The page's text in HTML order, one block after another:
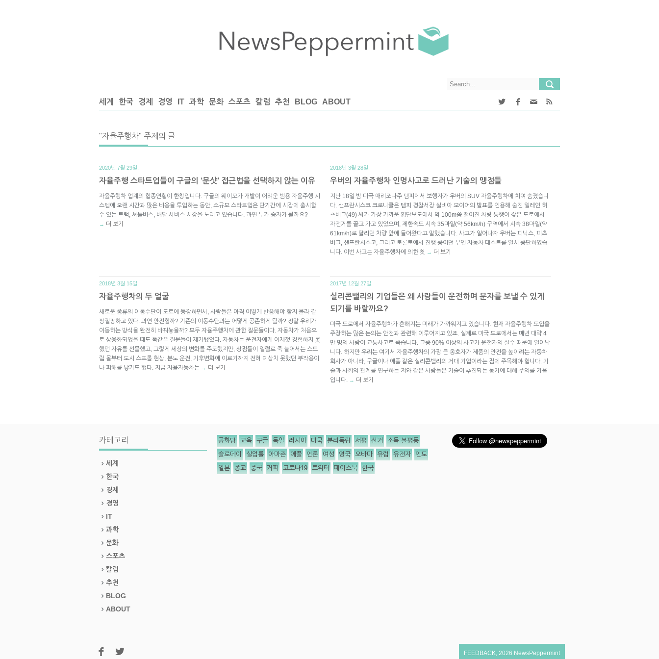
세계 한국 경제 경영 IT 과학 문화 스포츠 칼럼 추천 BLOG ABOUT
"자율주행차" 주제의 글
2020년 7월 29일.
자율주행 스타트업들이 구글의 ‘문샷’ 접근법을 선택하지 않는 이유
자율주행차 업계의 합종연횡이 한창입니다. 구글의 웨이모가 개발이 어려운 범용 자율주행 시
스템에 오랜 시간과 많은 비용을 투입하는 동안, 소규모 스타트업은 단기간에 시장에 출시할
수 있는 트럭, 셔틀버스, 배달 서비스 시장을 노리고 있습니다. 과연 누가 승자가 될까요?
→ 더 보기
2018년 3월 28일.
우버의 자율주행차 인명사고로 드러난 기술의 맹점들
지난 18일 밤 미국 애리조나주 템피에서 보행자가 우버의 SUV 자율주행차에 치여 숨졌습니
다. 샌프란시스코 크로니클은 템피 경찰서장 실비아 모이어의 발표를 인용해 숨진 일레인 허
츠버그(49) 씨가 가장 가까운 횡단보도에서 약 100m쯤 떨어진 차량 통행이 잦은 도로에서
자전거를 끌고 가고 있었으며, 제한속도 시속 35마일(약 56km/h) 구역에서 시속 38마일(약
61km/h)로 달리던 차량 앞에 들어왔다고 말했습니다. 사고가 일어나자 우버는 피닉스, 피츠
버그, 샌프란시스코, 그리고 토론토에서 진행 중이던 무인 자동차 테스트를 일시 중단하였습
니다. 이번 사고는 자율주행차에 의한 첫 → 더 보기
2018년 3월 15일.
자율주행차의 두 얼굴
새로운 종류의 이동수단이 도로에 등장하면서, 사람들은 아직 어떻게 반응해야 할지 몰라 갈
팡질팡하고 있다. 과연 안전할까? 기존의 이동수단과는 어떻게 공존하게 될까? 정말 우리가
이동하는 방식을 완전히 바꿔놓을까? 모두 자율주행차에 관한 질문들이다. 자동차가 처음으
로 상용화되었을 때도 똑같은 질문들이 제기됐었다. 자동차는 운전자에게 이제껏 경험하지 못
했던 자유를 선물했고, 그렇게 세상의 변화를 주도했지만, 상점들이 일렬로 죽 늘어서는 스트
립 몰부터 도시 스프롤 현상, 분노 운전, 기후변화에 이르기까지 전혀 예상치 못했던 부작용이
나 피해를 낳기도 했다. 지금 자율자동차는 → 더 보기
2017년 12월 27일.
실리콘밸리의 기업들은 왜 사람들이 운전하며 문자를 보낼 수 있게
되기를 바랄까요?
미국 도로에서 자율주행차가 흔해지는 미래가 가까워지고 있습니다. 현재 자율주행차 도입을
주장하는 많은 논의는 안전과 관련해 이루어지고 있죠. 실제로 미국 도로에서는 매년 대략 4
만 명의 사람이 교통사고로 죽습니다. 그중 90% 이상의 사고가 운전자의 실수 때문에 일어납
니다. 하지만 우리는 여기서 자율주행차의 가장 큰 옹호자가 제품의 안전을 높이려는 자동차
회사가 아니라, 구글이나 애플 같은 실리콘밸리의 거대 기업이라는 점에 주목해야 합니다. 기
술과 사회의 관계를 연구하는 저와 같은 사람들은 기술이 추진되는 동기에 대해 주의를 기울
입니다. → 더 보기
카테고리
세계
한국
경제
경영
IT
과학
문화
스포츠
칼럼
추천
BLOG
ABOUT
공화당 교육 구글 독일 러시아 미국 분리독립 서평 선거 소득 불평등
슬로데이 실업률 아마존 애플 언론 여성 영국 오바마 유럽 유전자 인도
일본 종교 중국 커피 코로나19 트위터 페이스북 한국
FEEDBACK, 2026 NewsPeppermint